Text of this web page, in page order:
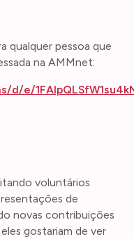
qualquer pessoa que
na AMMnet:
e/
voluntários
de
novas contribuições
gostariam de ver